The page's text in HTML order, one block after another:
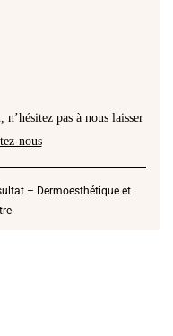
pas à nous laisser
nous
– Dermoesthétique et